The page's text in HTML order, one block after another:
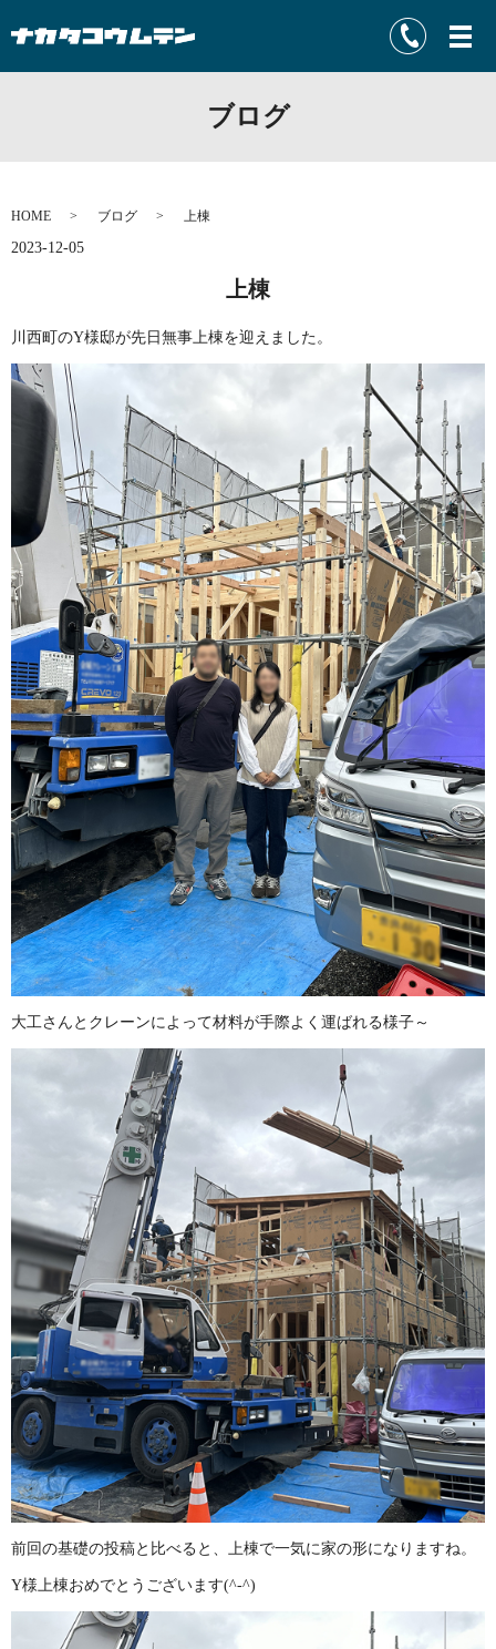
ブログ
HOME ブログ 上棟
2023-12-05
上棟
川西町のY様邸が先日無事上棟を迎えました。
大工さんとクレーンによって材料が手際よく運ばれる様子～
前回の基礎の投稿と比べると、上棟で一気に家の形になりますね。
Y様上棟おめでとうございます(^-^)